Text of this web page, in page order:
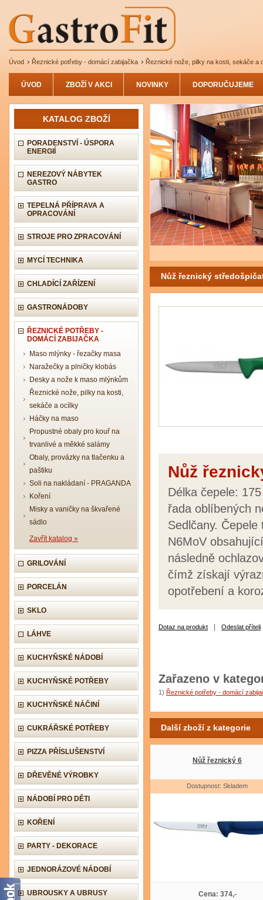
Úvod Řeznické potřeby - domácí zabijačka Řeznické nože, pilky na kosti, sekáče a
ÚVOD ZBOŽÍ V AKCI NOVINKY DOPORUČUJEME
KATALOG ZBOŽÍ
PORADENSTVÍ - ÚSPORA
ENERGIÍ
NEREZOVÝ NÁBYTEK
GASTRO
TEPELNÁ PŘÍPRAVA A
OPRACOVÁNÍ
STROJE PRO ZPRACOVÁNÍ
MYCÍ TECHNIKA
CHLADÍCÍ ZAŘÍZENÍ
GASTRONÁDOBY
ŘEZNICKÉ POTŘEBY -
DOMÁCÍ ZABIJAČKA
Maso mlýnky - řezačky masa
Naražečky a plničky klobás
Desky a nože k maso mlýnkům
Řeznické nože, pilky na kosti,
sekáče a ocílky
Háčky na maso
Propustné obaly pro kouř na
trvanlivé a měkké salámy
Obaly, provázky na tlačenku a
paštiku
Soli na nakládaní - PRAGANDA
Koření
Misky a vaničky na škvařené
sádlo
Zavřít katalog »
GRILOVÁNÍ
PORCELÁN
SKLO
LÁHVE
KUCHYŇSKÉ NÁDOBÍ
KUCHYŇSKÉ POTŘEBY
KUCHYŇSKÉ NÁČINÍ
CUKRÁŘSKÉ POTŘEBY
PIZZA PŘÍSLUŠENSTVÍ
DŘEVĚNÉ VÝROBKY
NÁDOBÍ PRO DĚTI
KOŘENÍ
PARTY - DEKORACE
JEDNORÁZOVÉ NÁDOBÍ
UBROUSKY A UBRUSY
Nůž řeznický
Nůž
Délka čepele:
řada oblíbených
Sedlčany.
N6MoV
následně
čímž získají
opotřebení a
Dotaz na produkt Odeslat příteli
Zařazeno v
1) Řeznické potřeby - domácí
Další zboží z kategorie
Nůž řeznický 6
Dostupnost: Skladem
Cena: 374,-